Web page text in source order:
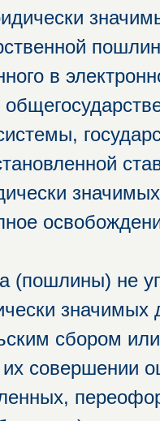
в
(пошлины) не
сбором
совершении